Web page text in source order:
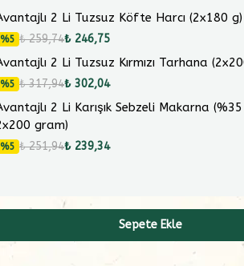
2 Li Tuzsuz Köfte Harcı (2x180 g)
%5 ₺ 259,74₺ 246,75
2 Li Tuzsuz Kırmızı Tarhana
%5 ₺ 317,94₺ 302,04
2 Li Karışık Sebzeli Makarna
gram)
%5 ₺ 251,94₺ 239,34
Sepete Ekle